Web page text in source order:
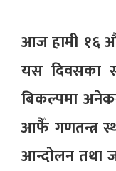
आज हामी १६ औँ
यस दिवसका
बिकल्पमा
आफैँ गणतन्त्र
आन्दोलन तथा